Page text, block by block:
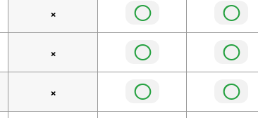
× ◯ ◯
× ◯ ◯
× ◯ ◯